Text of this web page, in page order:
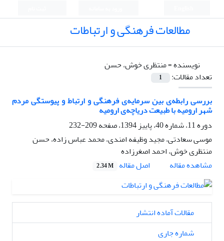
مطالعات فرهنگی و ارتباطات
نویسنده =منتظری خوش، حسن
تعداد مقالات:
1
بررسی رابطه‌ی بین سرمایه‌ی فرهنگی و ارتباط و پیوستگی مردم
شهر ارومیه با طبیعت دریاچه‌ی ارومیه
دوره 11، شماره 40، پاییز 1394، صفحه
209-232
موسی سعادتی، مجید وظیفه امندی، محمد عباس زاده، حسن
منتظری خوش، احمد اصغرزاده
مشاهده مقاله
اصل مقاله 2.34 M
مقالات آماده انتشار
شماره جاری